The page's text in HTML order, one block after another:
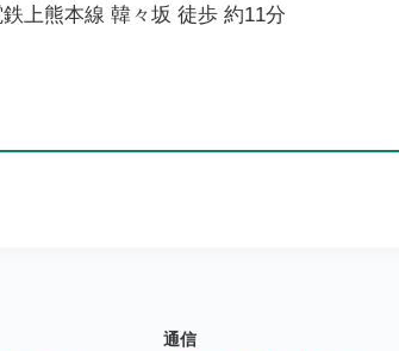
上熊本線 韓々坂 徒歩 約11分
通信